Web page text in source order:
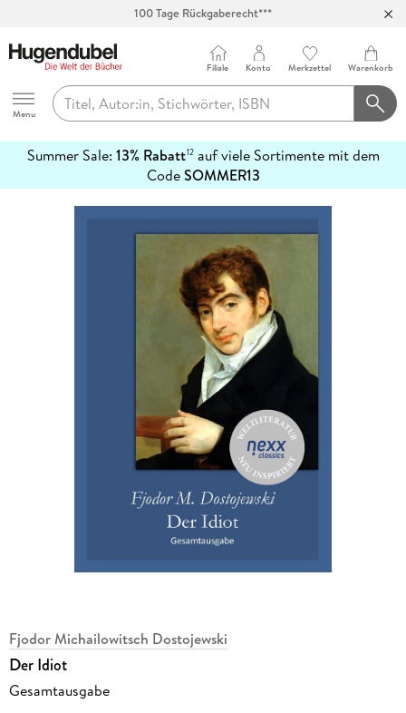
100 Tage Rückgaberecht***
Hugendubel
Menu
Filiale Konto Merkzettel Warenkorb
Summer Sale: 13% Rabatt12auf viele Sortimente mit dem
CodeSOMMER13
erfahren
Fjodor Michailowitsch Dostojewski
Der Idiot
Gesamtausgabe